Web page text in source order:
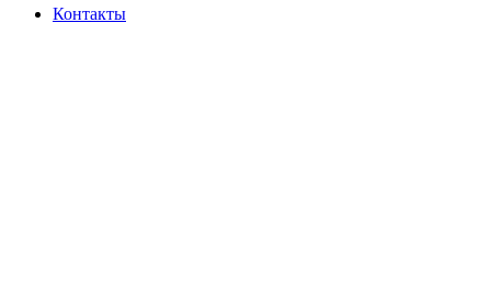
Контакты